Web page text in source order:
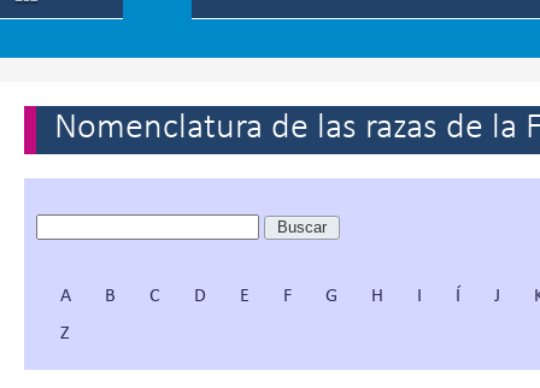
Nomenclatura de las razas de la
A B C D E F G H I Í J
Z